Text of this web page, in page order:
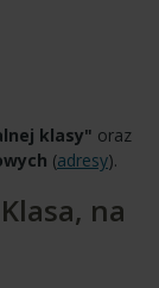
klasy" oraz
(adresy).
na